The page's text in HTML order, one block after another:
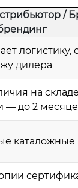
/
логистику,
дилера
на
— до 2